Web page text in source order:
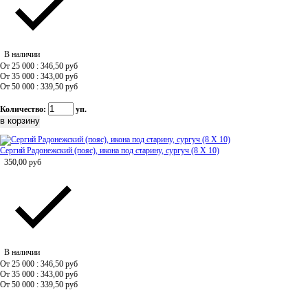
В наличии
От 25 000 : 346,50 руб
От 35 000 : 343,00 руб
От 50 000 : 339,50 руб
Количество: уп.
Сергий Радонежский (пояс), икона под старину, сургуч (8 Х 10)
350,00 руб
В наличии
От 25 000 : 346,50 руб
От 35 000 : 343,00 руб
От 50 000 : 339,50 руб